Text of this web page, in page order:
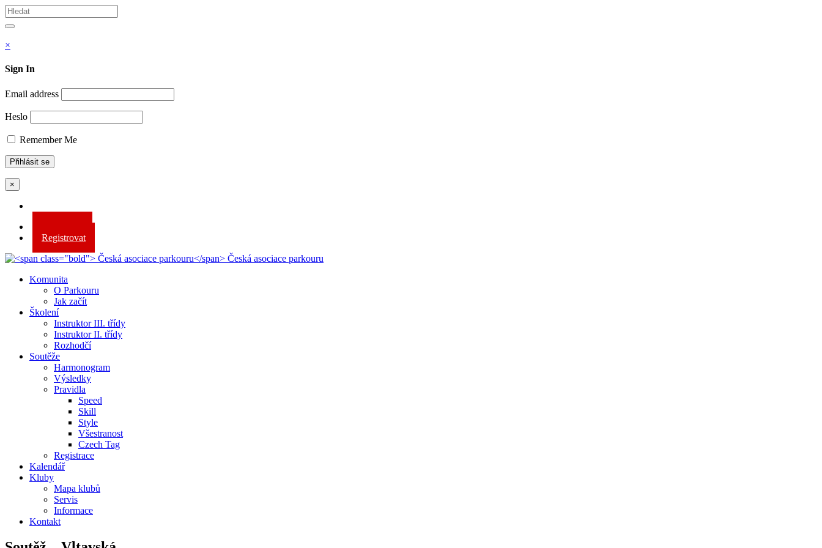
Vyhledávám
Hledat
×
Sign In
Email address
Heslo
Remember Me
×
Registrovat
Česká asociace parkouru
Komunita
O Parkouru
Jak začít
Školení
Instruktor III. třídy
Instruktor II. třídy
Rozhodčí
Soutěže
Harmonogram
Výsledky
Pravidla
Speed
Skill
Style
Všestranost
Czech Tag
Registrace
Kalendář
Kluby
Mapa klubů
Servis
Informace
Kontakt